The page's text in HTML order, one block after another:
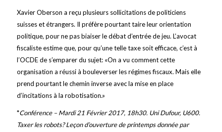
Xavier Oberson a reçu plusieurs sollicitations de politiciens
suisses et étrangers. Il préfère pourtant taire leur orientation
politique, pour ne pas biaiser le débat d’entrée de jeu. L’avocat
fiscaliste estime que, pour qu’une telle taxe soit efficace, c’est à
l’OCDE de s’emparer du sujet: «On a vu comment cette
organisation a réussi à bouleverser les régimes fiscaux. Mais elle
prend pourtant le chemin inverse avec la mise en place
d’incitations à la robotisation.»
*Conférence – Mardi 21 Février 2017, 18h30. Uni Dufour, U600.
Taxer les robots? Leçon d’ouverture de printemps donnée par